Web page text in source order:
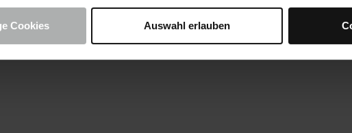
Cookies Auswahl erlauben